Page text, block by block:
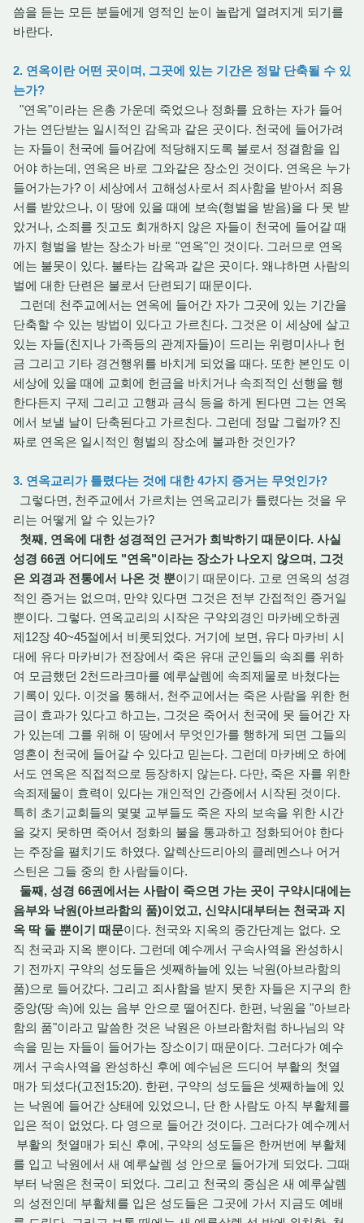
씀을 듣는 모든 분들에게 영적인 눈이 놀랍게 열려지게 되기를
바란다.
2. 연옥이란 어떤 곳이며, 그곳에 있는 기간은 정말 단축될 수 있
는가?
"연옥"이라는 은총 가운데 죽었으나 정화를 요하는 자가 들어
가는 연단받는 일시적인 감옥과 같은 곳이다. 천국에 들어가려
는 자들이 천국에 들어감에 적당해지도록 불로서 정결함을 입
어야 하는데, 연옥은 바로 그와같은 장소인 것이다. 연옥은 누가
들어가는가? 이 세상에서 고해성사로서 죄사함을 받아서 죄용
서를 받았으나, 이 땅에 있을 때에 보속(형벌을 받음)을 다 못 받
았거나, 소죄를 짓고도 회개하지 않은 자들이 천국에 들어갈 때
까지 형벌을 받는 장소가 바로 "연옥"인 것이다. 그러므로 연옥
에는 불못이 있다. 불타는 감옥과 같은 곳이다. 왜냐하면 사람의
벌에 대한 단련은 불로서 단련되기 때문이다.
그런데 천주교에서는 연옥에 들어간 자가 그곳에 있는 기간을
단축할 수 있는 방법이 있다고 가르친다. 그것은 이 세상에 살고
있는 자들(친지나 가족등의 관계자들)이 드리는 위령미사나 헌
금 그리고 기타 경건행위를 바치게 되었을 때다. 또한 본인도 이
세상에 있을 때에 교회에 헌금을 바치거나 속죄적인 선행을 행
한다든지 구제 그리고 고행과 금식 등을 하게 된다면 그는 연옥
에서 보낼 날이 단축된다고 가르친다. 그런데 정말 그럴까? 진
짜로 연옥은 일시적인 형벌의 장소에 불과한 것인가?
3. 연옥교리가 틀렸다는 것에 대한 4가지 증거는 무엇인가?
그렇다면, 천주교에서 가르치는 연옥교리가 틀렸다는 것을 우
리는 어떻게 알 수 있는가?
첫째, 연옥에 대한 성경적인 근거가 희박하기 때문이다. 사실
성경 66권 어디에도 "연옥"이라는 장소가 나오지 않으며, 그것
은 외경과 전통에서 나온 것 뿐이기 때문이다. 고로 연옥의 성경
적인 증거는 없으며, 만약 있다면 그것은 전부 간접적인 증거일
뿐이다. 그렇다. 연옥교리의 시작은 구약외경인 마카베오하권
제12장 40~45절에서 비롯되었다. 거기에 보면, 유다 마카비 시
대에 유다 마카비가 전장에서 죽은 유대 군인들의 속죄를 위하
여 모금했던 2천드라크마를 예루살렘에 속죄제물로 바쳤다는
기록이 있다. 이것을 통해서, 천주교에서는 죽은 사람을 위한 헌
금이 효과가 있다고 하고는, 그것은 죽어서 천국에 못 들어간 자
가 있는데 그를 위해 이 땅에서 무엇인가를 행하게 되면 그들의
영혼이 천국에 들어갈 수 있다고 믿는다. 그런데 마카베오 하에
서도 연옥은 직접적으로 등장하지 않는다. 다만, 죽은 자를 위한
속죄제물이 효력이 있다는 개인적인 간증에서 시작된 것이다.
특히 초기교회들의 몇몇 교부들도 죽은 자의 보속을 위한 시간
을 갖지 못하면 죽어서 정화의 불을 통과하고 정화되어야 한다
는 주장을 펼치기도 하였다. 알렉산드리아의 클레멘스나 어거
스틴은 그들 중의 한 사람들이다.
둘째, 성경 66권에서는 사람이 죽으면 가는 곳이 구약시대에는
음부와 낙원(아브라함의 품)이었고, 신약시대부터는 천국과 지
옥 딱 둘 뿐이기 때문이다. 천국와 지옥의 중간단계는 없다. 오
직 천국과 지옥 뿐이다. 그런데 예수께서 구속사역을 완성하시
기 전까지 구약의 성도들은 셋째하늘에 있는 낙원(아브라함의
품)으로 들어갔다. 그리고 죄사함을 받지 못한 자들은 지구의 한
중앙(땅 속)에 있는 음부 안으로 떨어진다. 한편, 낙원을 "아브라
함의 품"이라고 말씀한 것은 낙원은 아브라함처럼 하나님의 약
속을 믿는 자들이 들어가는 장소이기 때문이다. 그러다가 예수
께서 구속사역을 완성하신 후에 예수님은 드디어 부활의 첫열
매가 되셨다(고전15:20). 한편, 구약의 성도들은 셋째하늘에 있
는 낙원에 들어간 상태에 있었으니, 단 한 사람도 아직 부활체를
입은 적이 없었다. 다 영으로 들어간 것이다. 그러다가 예수께서
부활의 첫열매가 되신 후에, 구약의 성도들은 한꺼번에 부활체
를 입고 낙원에서 새 예루살렘 성 안으로 들어가게 되었다. 그때
부터 낙원은 천국이 되었다. 그리고 천국의 중심은 새 예루살렘
의 성전인데 부활체를 입은 성도들은 그곳에 가서 지금도 예배